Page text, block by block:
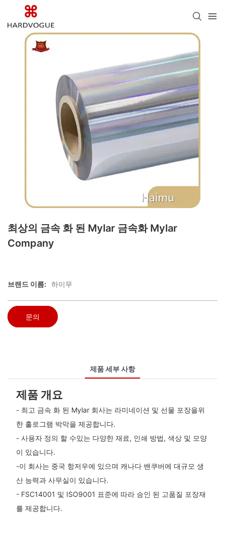
최상의 금속 화 된 Mylar 금속화 Mylar
Company
브랜드 이름: 하이무
문의
제품 세부 사항
제품 개요
- 최고 금속 화 된 Mylar 회사는 라미네이션 및 선물 포장을위
한 홀로그램 박막을 제공합니다.
- 사용자 정의 할 수있는 다양한 재료, 인쇄 방법, 색상 및 모양
이 있습니다.
-이 회사는 중국 항저우에 있으며 캐나다 밴쿠버에 대규모 생
산 능력과 사무실이 있습니다.
- FSC14001 및 ISO9001 표준에 따라 승인 된 고품질 포장재
를 제공합니다.